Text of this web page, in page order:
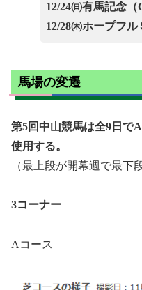
12/24㈰有馬記念（
12/28㈭ホープフ
馬場の変遷
第5回中山競馬は全9日で
使用する。
（最上段が開幕週で最下
3コーナー
Aコース